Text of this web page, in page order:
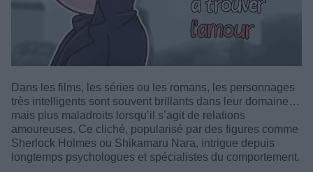
Dans les films, les séries ou les romans, les personnages
très intelligents sont souvent brillants dans leur domaine…
mais plus maladroits lorsqu’il s’agit de relations
amoureuses. Ce cliché, popularisé par des figures comme
Sherlock Holmes ou Shikamaru Nara, intrigue depuis
longtemps psychologues et spécialistes du comportement.